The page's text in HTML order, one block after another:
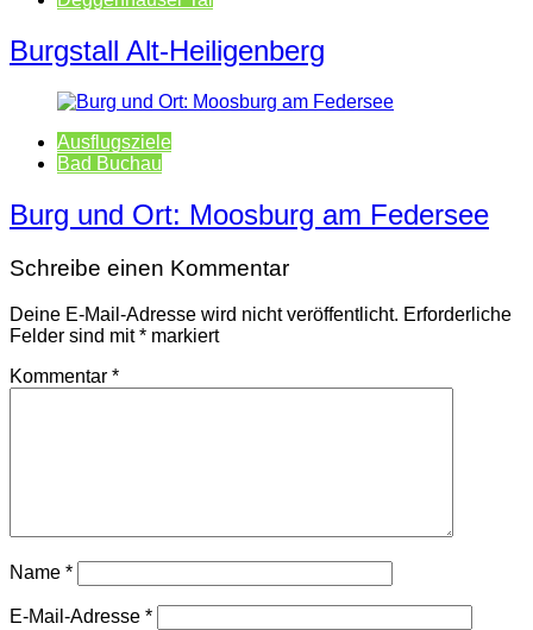
Burgstall Alt-Heiligenberg
Ausflugsziele
Bad Buchau
Burg und Ort: Moosburg am Federsee
Schreibe einen Kommentar
Deine E-Mail-Adresse wird nicht veröffentlicht. Erforderliche
Felder sind mit* markiert
Kommentar *
Name *
E-Mail-Adresse *